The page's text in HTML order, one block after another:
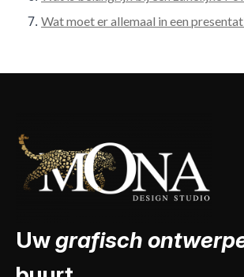
Wat moet er allemaal in een
Uwgrafisch